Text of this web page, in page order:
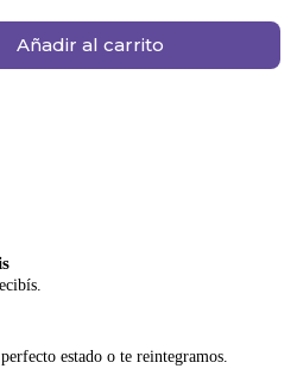
Añadir al carrito
estado o te reintegramos.